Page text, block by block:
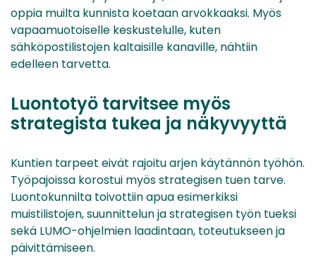
oppia muilta kunnista koetaan arvokkaaksi. Myös
vapaamuotoiselle keskustelulle, kuten
sähköpostilistojen kaltaisille kanaville, nähtiin
edelleen tarvetta.
Luontotyö tarvitsee myös
strategista tukea ja näkyvyyttä
Kuntien tarpeet eivät rajoitu arjen käytännön työhön.
Työpajoissa korostui myös strategisen tuen tarve.
Luontokunnilta toivottiin apua esimerkiksi
muistilistojen, suunnittelun ja strategisen työn tueksi
sekä LUMO-ohjelmien laadintaan, toteutukseen ja
päivittämiseen.